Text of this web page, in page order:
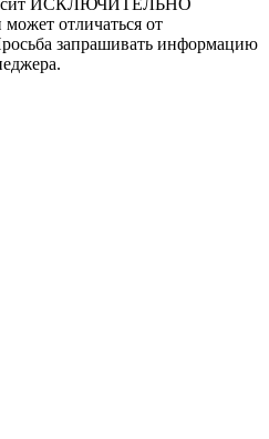
отличаться от
запрашивать информацию